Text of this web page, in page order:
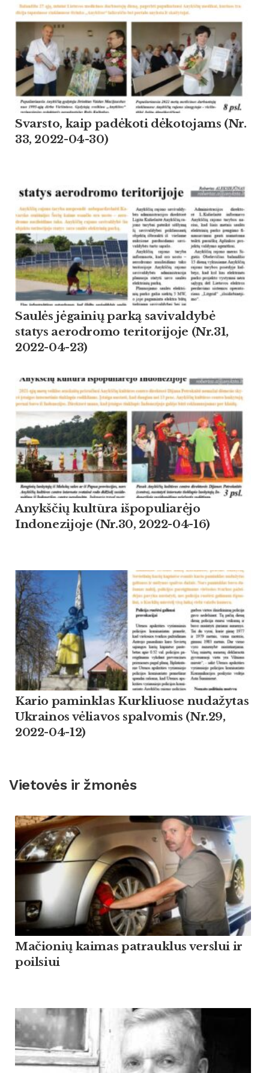
Svarsto, kaip padėkoti dėkotojams (Nr.
33, 2022-04-30)
Saulės jėgainių parką savivaldybė
statys aerodromo teritorijoje (Nr.31,
2022-04-23)
Anykščių kultūra išpopuliarėjo
Indonezijoje (Nr.30, 2022-04-16)
Kario paminklas Kurkliuose nudažytas
Ukrainos vėliavos spalvomis (Nr.29,
2022-04-12)
Vietovės ir žmonės
Mačionių kaimas patrauklus verslui ir
poilsiui